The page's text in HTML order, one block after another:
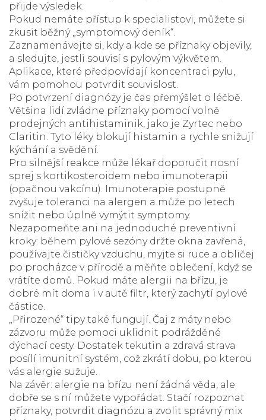
přijde výsledek.
Pokud nemáte přístup k specialistovi, můžete si
zkusit běžný „symptomový deník“.
Zaznamenávejte si, kdy a kde se příznaky objevily,
a sledujte, jestli souvisí s pylovým výkvětem.
Aplikace, které předpovídají koncentraci pylu,
vám pomohou potvrdit souvislost.
Po potvrzení diagnózy je čas přemýšlet o léčbě.
Většina lidí zvládne příznaky pomocí volně
prodejných antihistaminik, jako je Zyrtec nebo
Claritin. Tyto léky blokují histamin a rychle snižují
kýchání a svědění.
Pro silnější reakce může lékař doporučit nosní
sprej s kortikosteroidem nebo imunoterapii
(opačnou vakcínu). Imunoterapie postupně
zvyšuje toleranci na alergen a může po letech
snížit nebo úplně vymýtit symptomy.
Nezapomeňte ani na jednoduché preventivní
kroky: během pylové sezóny držte okna zavřená,
používajte čističky vzduchu, myjte si ruce a obličej
po procházce v přírodě a měňte oblečení, když se
vrátíte domů. Pokud máte alergii na břízu, je
dobré mít doma i v autě filtr, který zachytí pylové
částice.
„Přirozené“ tipy také fungují. Čaj z máty nebo
zázvoru může pomoci uklidnit podrážděné
dýchací cesty. Dostatek tekutin a zdravá strava
posílí imunitní systém, což zkrátí dobu, po kterou
vás alergie sužuje.
Na závěr: alergie na břízu není žádná věda, ale
dobře se s ní můžete vypořádat. Stačí rozpoznat
příznaky, potvrdit diagnózu a zvolit správný mix